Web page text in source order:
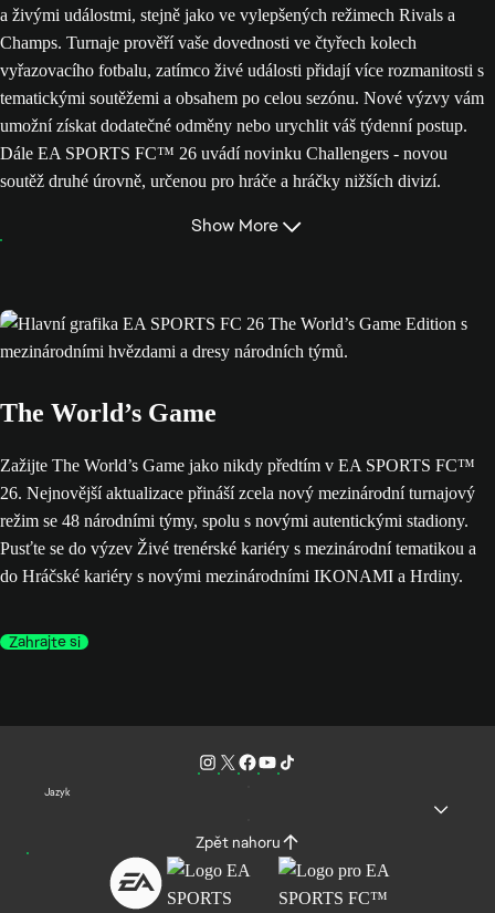
a živými událostmi, stejně jako ve vylepšených režimech Rivals a
Champs. Turnaje prověří vaše dovednosti ve čtyřech kolech
vyřazovacího fotbalu, zatímco živé události přidají více rozmanitosti s
tematickými soutěžemi a obsahem po celou sezónu. Nové výzvy vám
umožní získat dodatečné odměny nebo urychlit váš týdenní postup.
Dále EA SPORTS FC™ 26 uvádí novinku Challengers - novou
soutěž druhé úrovně, určenou pro hráče a hráčky nižších divizí.
Show More
The World’s Game
Zažijte The World’s Game jako nikdy předtím v EA SPORTS FC™
26. Nejnovější aktualizace přináší zcela nový mezinárodní turnajový
režim se 48 národními týmy, spolu s novými autentickými stadiony.
Pusťte se do výzev Živé trenérské kariéry s mezinárodní tematikou a
do Hráčské kariéry s novými mezinárodními IKONAMI a Hrdiny.
Zahrajte si
Jazyk
Zpět nahoru